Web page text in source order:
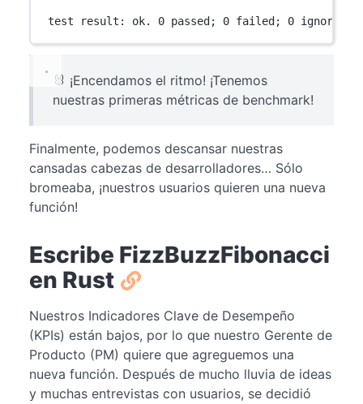
test result: ok. 0 passed; 0 failed; 0 ignored;
🐰 ¡Encendamos el ritmo! ¡Tenemos
nuestras primeras métricas de benchmark!
Finalmente, podemos descansar nuestras
cansadas cabezas de desarrolladores… Sólo
bromeaba, ¡nuestros usuarios quieren una nueva
función!
Escribe FizzBuzzFibonacci
en Rust
Nuestros Indicadores Clave de Desempeño
(KPIs) están bajos, por lo que nuestro Gerente de
Producto (PM) quiere que agreguemos una
nueva función. Después de mucho lluvia de ideas
y muchas entrevistas con usuarios, se decidió